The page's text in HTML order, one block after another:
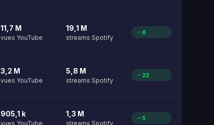
11,7 M
vues YouTube
19,1 M
streams Spotify
8
3,2 M
vues YouTube
5,8 M
streams Spotify
22
905,1 k
vues YouTube
1,3 M
streams Spotify
5